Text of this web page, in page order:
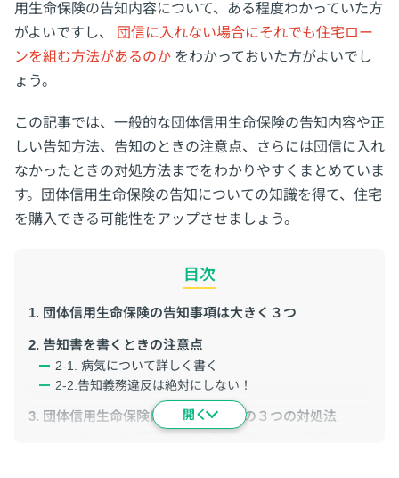
用生命保険の告知内容について、ある程度わかっていた方
がよいですし、
団信に入れない場合にそれでも住宅ロー
ンを組む方法があるのか をわかっておいた方がよいでし
ょう。
この記事では、一般的な団体信用生命保険の告知内容や正
しい告知方法、告知のときの注意点、さらには団信に入れ
なかったときの対処方法までをわかりやすくまとめていま
す。団体信用生命保険の告知についての知識を得て、住宅
を購入できる可能性をアップさせましょう。
目次
1. 団体信用生命保険の告知事項は大きく３つ
2. 告知書を書くときの注意点
2-1. 病気について詳しく書く
2-2.告知義務違反は絶対にしない！
3. 団体信用生命保険に入れないときの３つの対処法
3-1. なんとか住宅ローンを組むための３つの方法